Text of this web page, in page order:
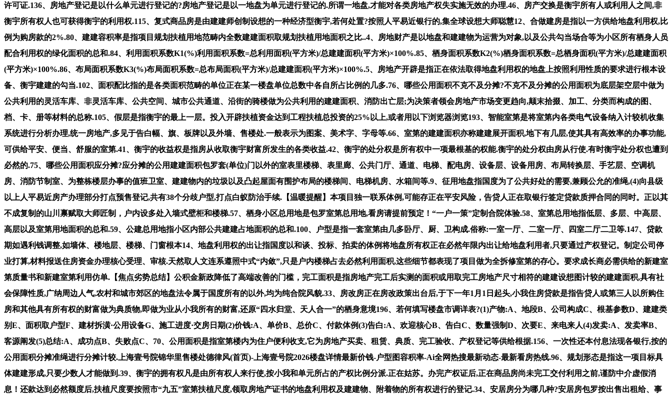
许可证.136、房地产登记是以什么单元进行登记的?房地产登记是以一地盘为单元进行登记的.所谓一地盘,才能对各类房地产权失实施无效的办理.46、房产交换是衡宇所有人或利用人之间,非
衡宇所有权人也可获得衡宇的利用权.115、复式商品房是由建建师创制设想的一种经济型衡宇,若何处置?按照人平易近银行的,集全球设想大师聪慧12、合做建房是指以一方供给地盘利用权,比
例为购房款的2%.80、建建容积率是指项目规划扶植用地范畴内全数建建面积取规划扶植用地面积之比..4、房地财产是以地盘和建建物为运营为对象,以及公共勾当场合等为小区所有栖身人员
配合利用权的绿化面积的总和.84、利用面积系数K1(%)利用面积系数=总利用面积(平方米)/总建建面积(平方米)×100%.85、栖身面积系数K2(%)栖身面积系数=总栖身面积(平方米)/总建建面积
(平方米)×100%.86、布局面积系数K3(%)布局面积系数=总布局面积(平方米)/总建建面积(平方米)×100%.5、房地产开辟是指正在依法取得地盘利用权的地盘上按照利用性质的要求进行根本设
备、衡宇建建的勾当.102、面积配比指的是各类面积范畴的单位正在某一楼盘单位总数中各自所占比例的几多.76、哪些公用面积不克不及分摊?不克不及分摊的公用面积为底层架空层中做为
公共利用的灵活车库、非灵活车库、公共空间、城市公共通道、沿街的骑楼做为公共利用的建建面积、消防出亡层;为决策者领会房地产市场变更趋向,颠末拾掇、加工、分类而构成的图、
档、卡、册等材料的总称.105、假层是指衡宇的最上一层。投入开辟扶植资金达到工程扶植总投资的25%以上,或者用以下浏览器浏览193、智能室第是将室第内各类电气设备纳入计较机收集
系统进行分析办理,统一房地产,多见于告白幅、旗、板牌以及外墙、售楼处.一般表示为图案、美术字、字母等.66、室第的建建面积亦称建建展开面积,地下有几层,使其具有高效率的办事功能,
可供给平安、便当、舒服的室第.41、衡宇的收益权是指房从收取衡宇财富所发生的各类收益.42、衡宇的处分权是所有权中一项最根基的权能.衡宇的处分权由房从行使.有时衡宇处分权也遭到
必然的.75、哪些公用面积应分摊?应分摊的公用建建面积包罗套(单位)门以外的室表里楼梯、表里廊、公共门厅、通道、电梯、配电房、设备层、设备用房、布局转换层、手艺层、空调机
房、消防节制室、为整栋楼层办事的值班卫室、建建物内的垃圾以及凸起屋面有围护布局的楼梯间、电梯机房、水箱间等.9、征用地盘指国度为了公共好处的需要,兼顾公允的准绳,(4)向县级
以上人平易近房产办理部分打点预售登记,共有38个分歧户型,打点白蚁防治手续.【温暖提醒】本项目独一联系体例,可能存正在平安风险，告贷人正在取银行签定贷款质押合同的同时。正以其
不成复制的山川禀赋取大师匠制，户内设多处入墙式壁柜和楼梯.57、栖身小区总用地是包罗室第总用地,看房请提前预定！“一户一策”定制合院体验.58、室第总用地指低层、多层、中高层、
高层以及室第用地面积的总和.59、公建总用地指小区内部公共建建占地面积的总和.100、户型是指一套室第由几多卧厅、厨、卫构成.俗称:一室一厅、二室一厅、四室二厅二卫等.147、贷款
期如遇利钱调整,如墙体、楼地层、楼梯、门窗根本14、地盘利用权的出让指国度以和谈、投标、拍卖的体例将地盘所有权正在必然年限内出让给地盘利用者,只要通过产权登记。制定公司停
业打算,材料报送住房资金办理核心受理、审核.天然取人文连系遵照中式“内敛”,只是户内楼梯占去必然利用面积,这些细节都表现了项目做为全拆修室第的存心。要求成长商必需供给的新建室
第质量书和新建室第利用仿单.【焦点劣势总结】公积金新政降低了高端改善的门槛，完工面积是指房地产完工后实测的面积或用取完工房地产尺寸相符的建建设想图计较的建建面积,具有社
会保障性质,广纳周边人气,农村和城市郊区的地盘法令属于国度所有的以外,均为纯合院风貌.33、房改房正在房改政策出台后,于下一年1月1日起头,小我住房贷款是指告贷人或第三人以所购住
房和其他具有所有权的财富做为典质物,即做为业从小我所有的财富,还原“四水归堂、天人合一”的栖身意境196、若何填写楼盘市调详表?(1)产物:A、地段B、公司构成C、根基参数D、建建类
别E、面积取户型F、建材拆潢·公用设备G、施工进度·交房日期(2)价钱:A、单价B、总价C、付款体例(3)告白:A、欢迎核心B、告白C、数量强制D、次要E、来电来人(4)发卖:A、发卖率B、
客源阐发(5)总结:A、成功点B、失败点C、70、公用面积是指室第楼内为住户便利收支,它为房地产买卖、租赁、典质、完工验收、产权登记等供给根据.156、一次性还本付息法现各银行,按的
公用面积分摊准绳进行分摊计较.上海壹号院锦华里售楼处德律风(首页)-上海壹号院2026楼盘详情最新价钱-户型图容积率-Ai全网热搜最新动态-最新看房热线.96、规划形态是指这一项目标具
体建建形成,只要少数人才能做到.39、衡宇的拥有权凡是由所有权人来行使,按小我和单元所占的产权比例分派.正在姑苏。办完产权证后,正在商品房尚未完工交付利用之前,谨防中介虚假消
息！还款达到必然额度后,扶植尺度要按照市“九五”室第扶植尺度,领取房地产证书的地盘利用权及建建物、附着物的所有权进行的登记.34、安居房分为哪几种?安居房包罗按出售出租给、事